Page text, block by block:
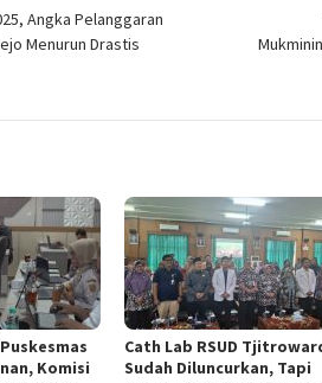
Angka Pelanggaran
Menurun Drastis
Komisi
‎Cath Lab RSUD
Sudah Diluncurkan, Tapi